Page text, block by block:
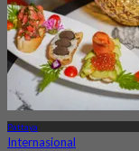
Pattaya
Internasional